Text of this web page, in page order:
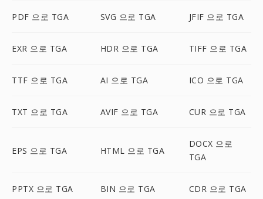
PDF 으로 TGA SVG 으로 TGA JFIF 으로 TGA
EXR 으로 TGA HDR 으로 TGA TIFF 으로 TGA
TTF 으로 TGA AI 으로 TGA ICO 으로 TGA
TXT 으로 TGA AVIF 으로 TGA CUR 으로 TGA
EPS 으로 TGA HTML 으로 TGA
DOCX 으로
TGA
PPTX 으로 TGA BIN 으로 TGA CDR 으로 TGA